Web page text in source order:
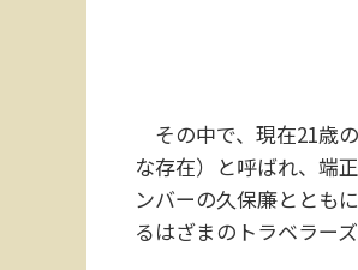
その中で、現在21歳
な存在）と呼ばれ、端
ンバーの久保廉ととも
るはざまのトラベラー